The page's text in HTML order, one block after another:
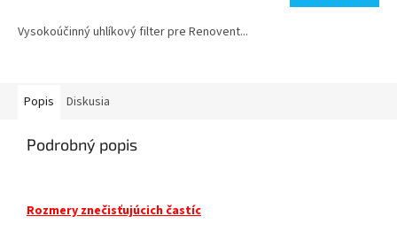
Vysokoúčinný uhlíkový filter pre Renovent...
Popis Diskusia
Podrobný popis
Rozmery znečisťujúcich častíc